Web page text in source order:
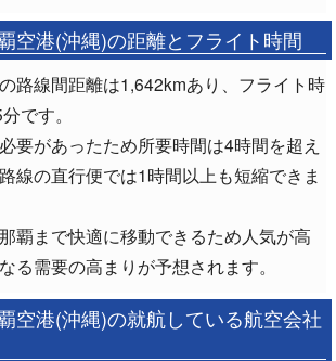
空港(沖縄)の距離とフライト時間
路線間距離は1,642kmあり、フライト時
です。
要があったため所要時間は4時間を超え
線の直行便では1時間以上も短縮できま
覇まで快適に移動できるため人気が高
る需要の高まりが予想されます。
空港(沖縄)の就航している航空会社